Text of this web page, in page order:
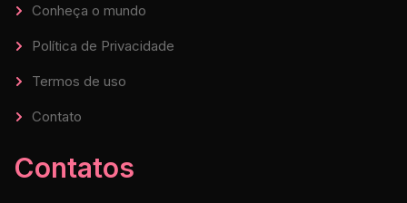
Conheça o mundo
Política de Privacidade
Termos de uso
Contato
Contatos